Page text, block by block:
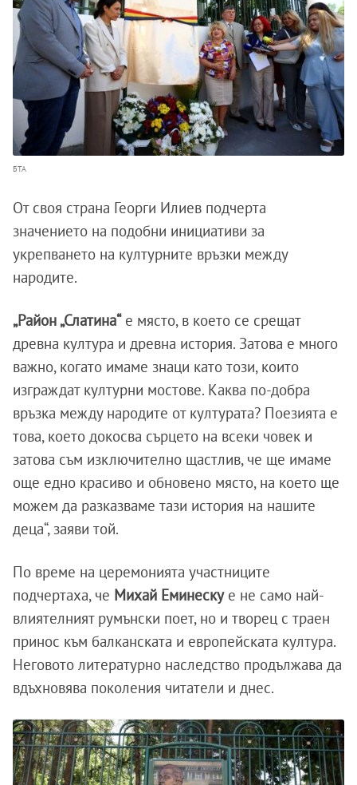
БТА
От своя страна Георги Илиев подчерта
значението на подобни инициативи за
укрепването на културните връзки между
народите.
„Район „Слатина“е място, в което се срещат
древна култура и древна история. Затова е много
важно, когато имаме знаци като този, които
изграждат културни мостове. Каква по-добра
връзка между народите от културата? Поезията е
това, което докосва сърцето на всеки човек и
затова съм изключително щастлив, че ще имаме
още едно красиво и обновено място, на което ще
можем да разказваме тази история на нашите
деца“, заяви той.
По време на церемонията участниците
подчертаха, че Михай Еминескуе не само най-
влиятелният румънски поет, но и творец с траен
принос към балканската и европейската култура.
Неговото литературно наследство продължава да
вдъхновява поколения читатели и днес.